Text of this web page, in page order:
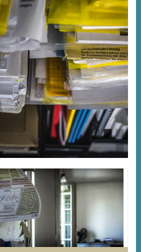
Kompetenzzentrums
Mehrsprachigkeit: